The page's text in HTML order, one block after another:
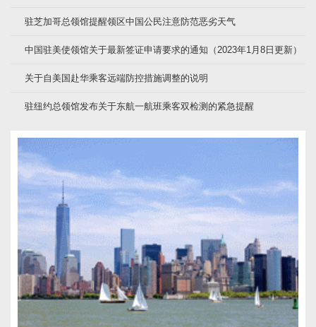
驻芝加哥总领馆提醒领区中国公民注意防范恶劣天气
中国驻美使领馆关于最新签证申请要求的通知（2023年1月8日更新）
关于自美国赴华乘客远端防控措施调整的说明
驻纽约总领馆发布关于东航一航班乘客双检测的紧急提醒